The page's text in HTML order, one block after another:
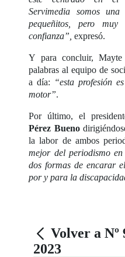
Servimedia somos
pequeñitos, pero
confianza”,expresó.
Y para concluir, Mayte
palabras al equipo de
a día: “esta profesión
motor”.
Por último, el
Pérez Bueno
la labor de ambos
mejor del periodismo
dos formas de encarar
por y para la
Volver a Nº
2023